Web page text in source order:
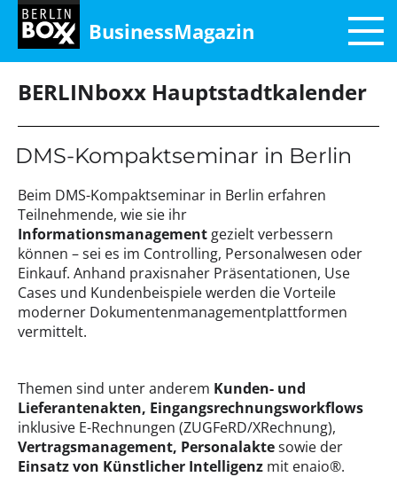
BusinessMagazin
BERLINboxx Hauptstadtkalender
DMS-Kompaktseminar in Berlin
Beim DMS-Kompaktseminar in Berlin erfahren
Teilnehmende, wie sie ihr
Informationsmanagement gezielt verbessern
können – sei es im Controlling, Personalwesen oder
Einkauf. Anhand praxisnaher Präsentationen, Use
Cases und Kundenbeispiele werden die Vorteile
moderner Dokumentenmanagementplattformen
vermittelt.
Themen sind unter anderem Kunden- und
Lieferantenakten, Eingangsrechnungsworkflows
inklusive E-Rechnungen (ZUGFeRD/XRechnung),
Vertragsmanagement, Personalaktesowie der
Einsatz von Künstlicher Intelligenz mit enaio®.